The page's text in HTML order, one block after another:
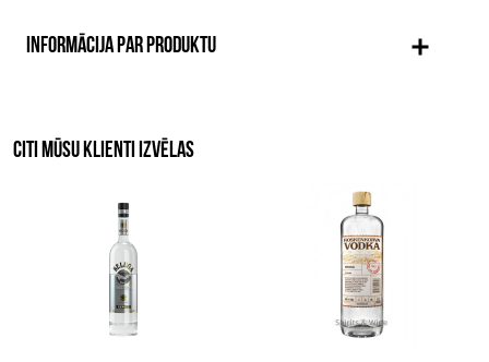
INFORMĀCIJA PAR PRODUKTU
CITI MŪSU KLIENTI IZVĒLAS